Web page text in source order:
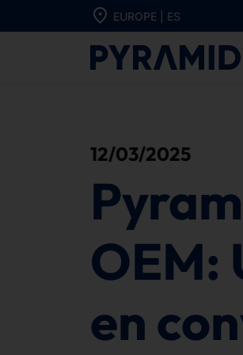
Ir directamente al contenido
EUROPE | ES
12/03/2025
OEM:
en